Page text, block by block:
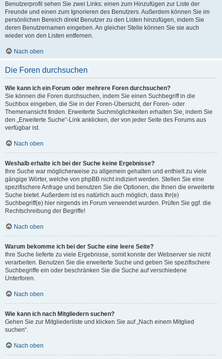
Benutzerprofil sehen Sie zwei Links: einen zum Hinzufügen zur Liste der
Freunde und einen zum Ignorieren des Benutzers. Außerdem können Sie im
persönlichen Bereich direkt Benutzer zu den Listen hinzufügen, indem Sie
deren Benutzernamen eingeben. An gleicher Stelle können Sie sie auch
wieder von den Listen entfernen.
Nach oben
Die Foren durchsuchen
Wie kann ich ein Forum oder mehrere Foren durchsuchen?
Sie können die Foren durchsuchen, indem Sie einen Suchbegriff in die
Suchbox eingeben, die Sie in der Foren-Übersicht, der Foren- oder
Themenansicht finden. Erweiterte Suchmöglichkeiten erhalten Sie, indem Sie
den „Erweiterte Suche“-Link anklicken, der von jeder Seite des Forums aus
verfügbar ist.
Nach oben
Weshalb erhalte ich bei der Suche keine Ergebnisse?
Ihre Suche war möglicherweise zu allgemein gehalten und enthielt zu viele
gängige Wörter, welche von phpBB nicht indiziert werden. Stellen Sie eine
spezifischere Anfrage und benutzen Sie die Optionen, die Ihnen die erweiterte
Suche bietet. Außerdem ist es natürlich auch möglich, dass Ihr(e)
Suchbegriff(e) hier nirgends im Forum verwendet wurden. Prüfen Sie ggf. die
Rechtschreibung der Begriffe!
Nach oben
Warum bekomme ich bei der Suche eine leere Seite?
Ihre Suche lieferte zu viele Ergebnisse, somit konnte der Webserver sie nicht
verarbeiten. Benutzen Sie die erweiterte Suche und geben Sie spezifischere
Suchbegriffe ein oder beschränken Sie die Suche auf verschiedene
Unterforen.
Nach oben
Wie kann ich nach Mitgliedern suchen?
Gehen Sie zur Mitgliederliste und klicken Sie auf „Nach einem Mitglied
suchen“.
Nach oben